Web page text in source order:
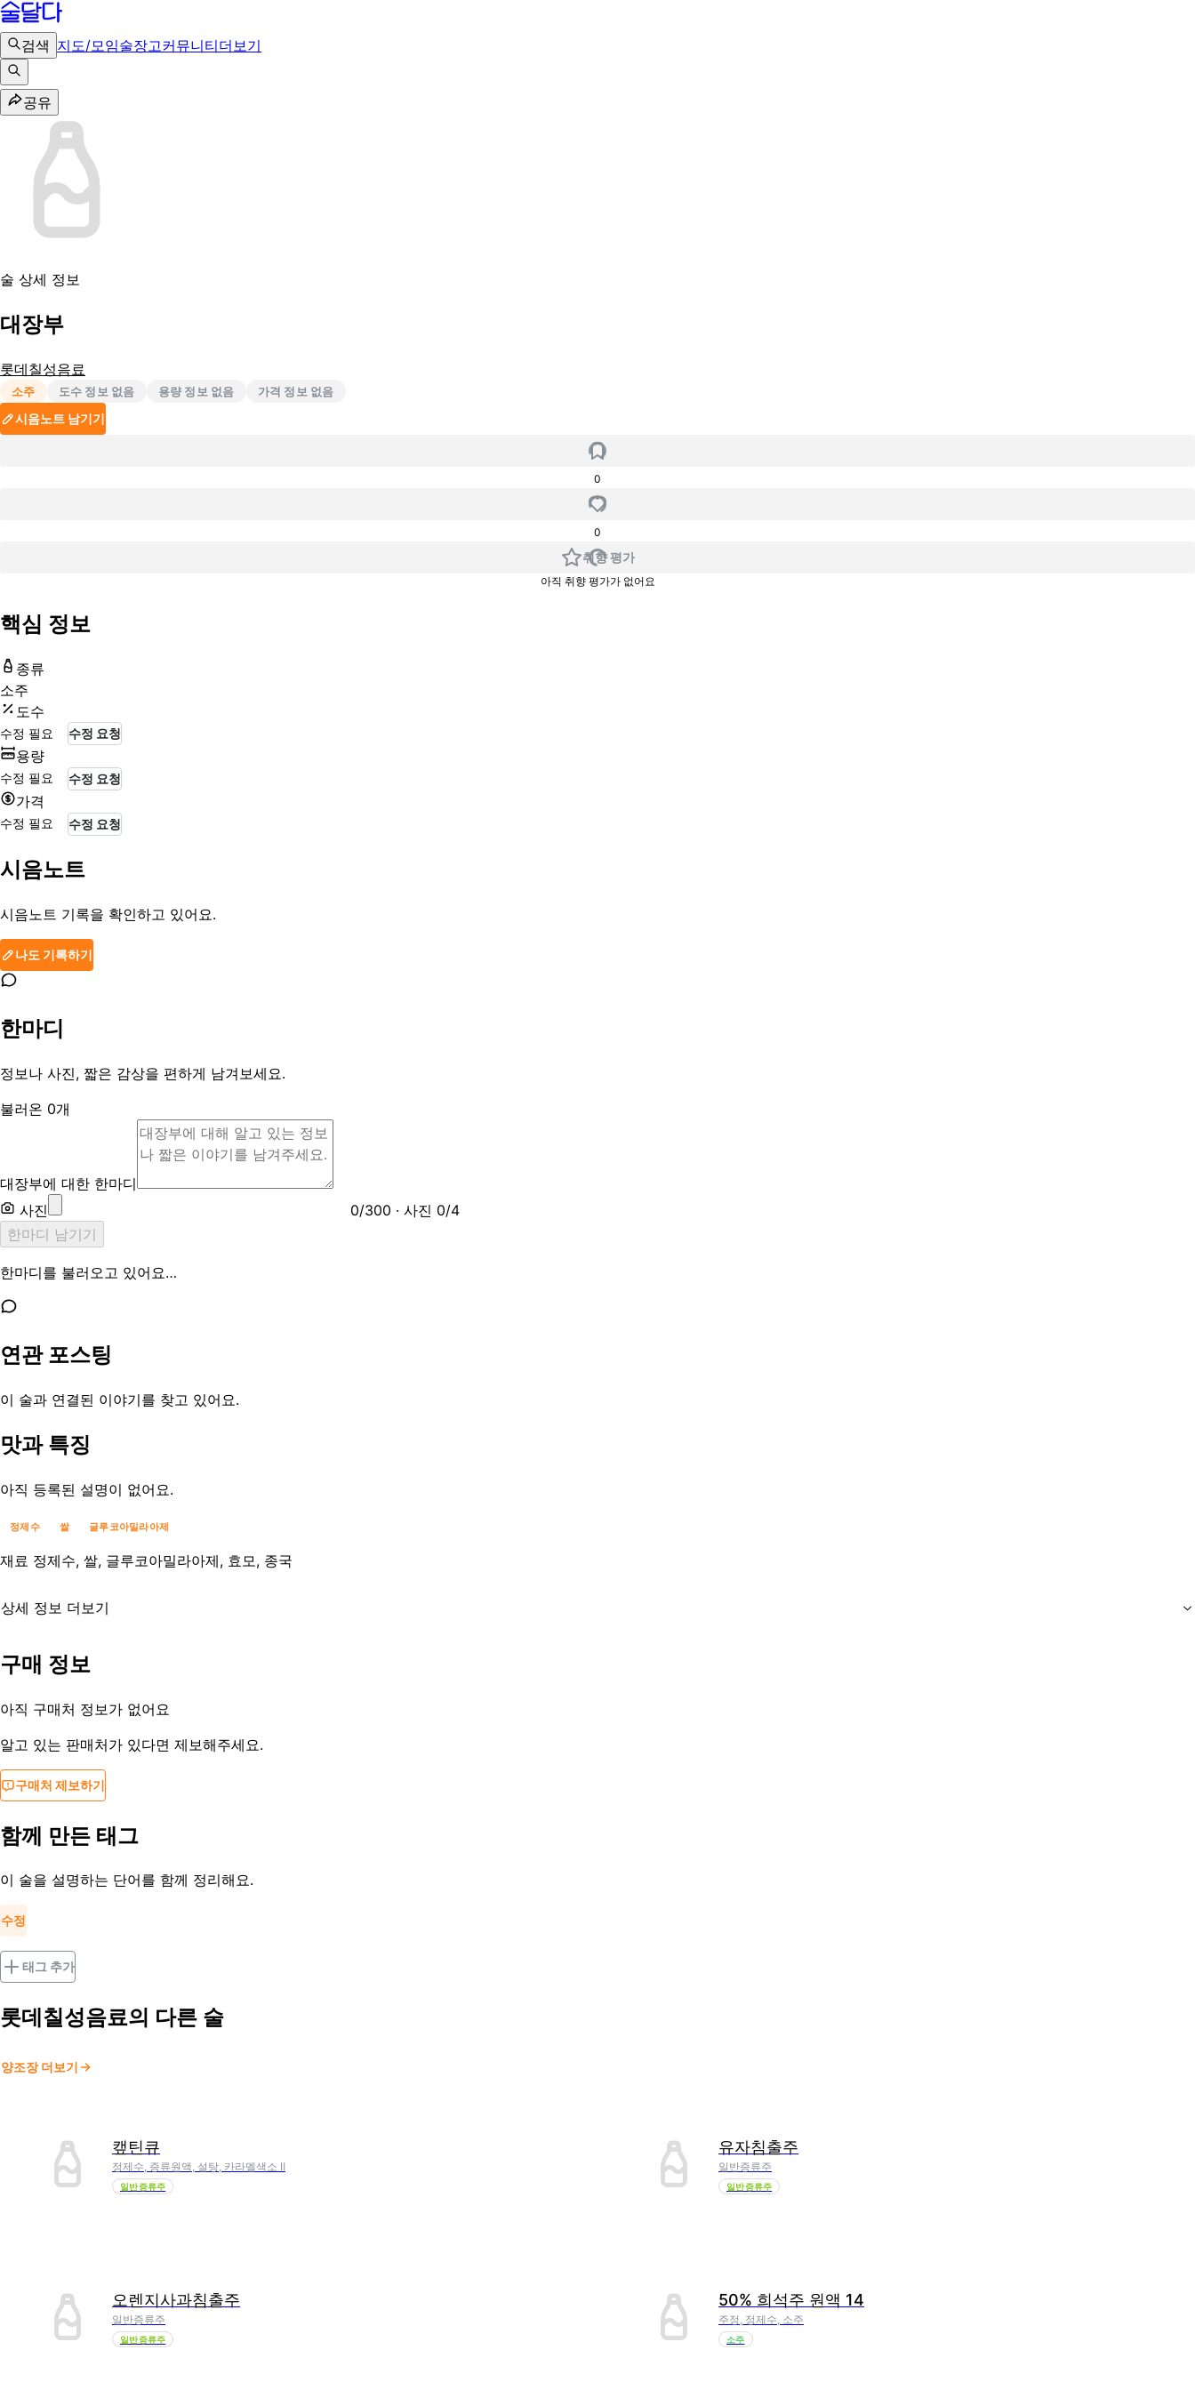
검색 지도/모임술장고커뮤니티더보기
공유
술 상세 정보
대장부
롯데칠성음료
소주 도수 정보 없음 용량 정보 없음 가격 정보 없음
시음노트 남기기
0
0
취향 평가
아직 취향 평가가 없어요
핵심 정보
종류
소주
도수
수정 필요 수정 요청
용량
수정 필요 수정 요청
가격
수정 필요 수정 요청
시음노트
시음노트 기록을 확인하고 있어요.
나도 기록하기
한마디
정보나 사진, 짧은 감상을 편하게 남겨보세요.
불러온 0개
대장부에 대한 한마디
사진
0/300 · 사진 0/4
한마디 남기기
한마디를 불러오고 있어요…
연관 포스팅
이 술과 연결된 이야기를 찾고 있어요.
맛과 특징
아직 등록된 설명이 없어요.
정제수 쌀 글루코아밀라아제
재료 정제수, 쌀, 글루코아밀라아제, 효모, 종국
상세 정보 더보기
등록일
구매 정보
아직 구매처 정보가 없어요
알고 있는 판매처가 있다면 제보해주세요.
구매처 제보하기
함께 만든 태그
이 술을 설명하는 단어를 함께 정리해요.
수정
태그 추가
롯데칠성음료의 다른 술
양조장 더보기
캪틴큐
정제수, 증류원액, 설탕, 카라멜색소 Ⅱ
일반증류주
유자침출주
일반증류주
일반증류주
오렌지사과침출주
일반증류주
일반증류주
50% 희석주 원액 14
주정, 정제수, 소주
소주